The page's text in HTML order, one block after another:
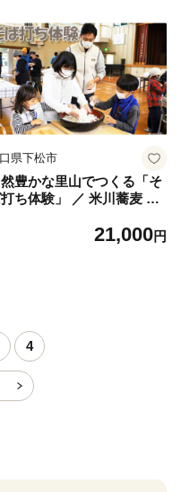
県下松市
然豊かな里山でつくる「そ
ち体験」 ／ 米川蕎麦 蕎
21,000円
4